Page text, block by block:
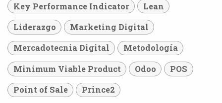
Key Performance Indicator Lean
Liderazgo Marketing Digital
Mercadotecnia Digital Metodología
Minimum Viable Product Odoo POS
Point of Sale Prince2